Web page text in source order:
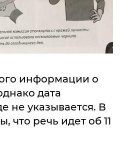
информации о
дата
не указывается. В
что речь идет об 11